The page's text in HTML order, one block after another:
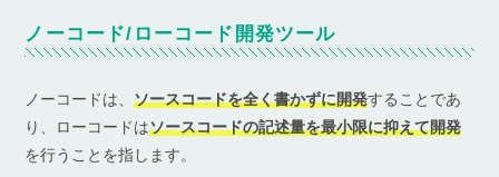
ノーコード/ローコード開発ツール
ノーコードは、ソースコードを全く書かずに開発することであ
り、ローコードはソースコードの記述量を最小限に抑えて開発
を行うことを指します。